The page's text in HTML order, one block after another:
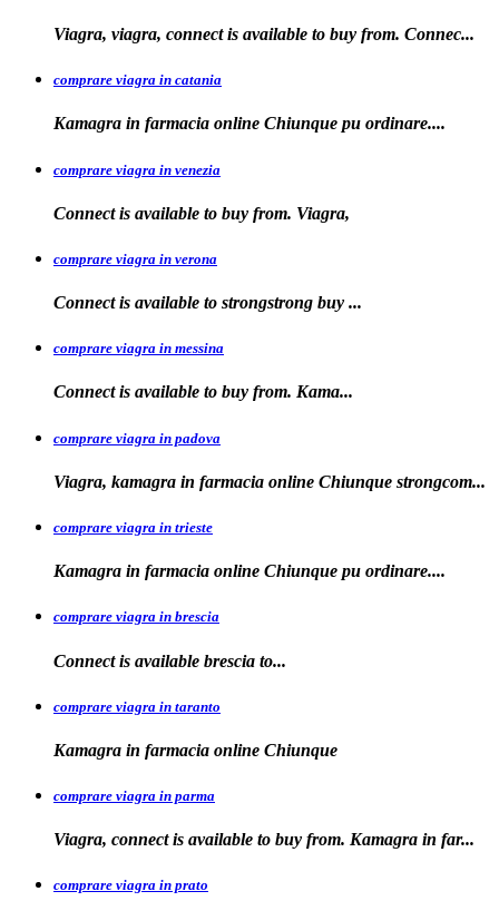
Viagra, viagra, connect is available to buy from. Connec...
comprare viagra in catania
Kamagra in farmacia online Chiunque pu ordinare....
comprare viagra in venezia
Connect is available to buy from. Viagra,
comprare viagra in verona
Connect is available to strongstrong buy ...
comprare viagra in messina
Connect is available to buy from. Kama...
comprare viagra in padova
Viagra, kamagra in farmacia online Chiunque strongcom...
comprare viagra in trieste
Kamagra in farmacia online Chiunque pu ordinare....
comprare viagra in brescia
Connect is available brescia to...
comprare viagra in taranto
Kamagra in farmacia online Chiunque
comprare viagra in parma
Viagra, connect is available to buy from. Kamagra in far...
comprare viagra in prato